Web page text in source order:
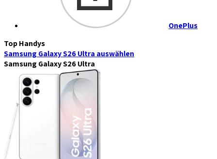
OnePlus
Top Handys
Samsung Galaxy S26 Ultra auswählen
Samsung Galaxy S26 Ultra